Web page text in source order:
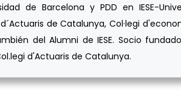
de Barcelona y PDD en IESE-
de Catalunya, Col·legi
del Alumni de IESE. Socio
d'Actuaris de Catalunya.